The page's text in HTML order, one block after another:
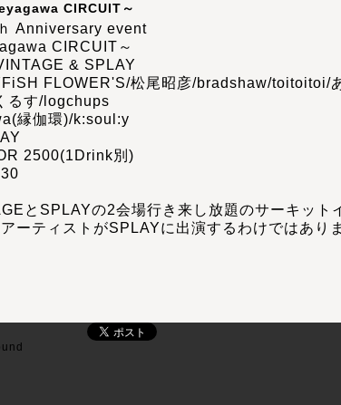
CIRCUIT～
Anniversary event
CIRCUIT～
& SPLAY
FLOWER'S/松尾昭彦/bradshaw/toitoitoi/
るす/logchups
縁伽環)/k:soul:y
2500(1Drink別)
とSPLAYの2会場行き来し放題のサーキット
アーティストがSPLAYに出演するわけではあり